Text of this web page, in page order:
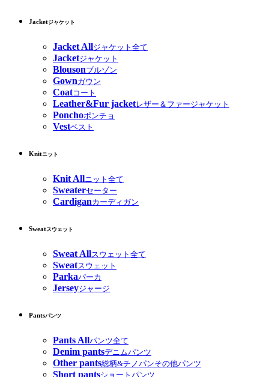
Jacketジャケット
Jacket Allジャケット全て
Jacketジャケット
Blousonブルゾン
Gownガウン
Coatコート
Leather&Fur jacketレザー＆ファージャケット
Ponchoポンチョ
Vestベスト
Knitニット
Knit Allニット全て
Sweaterセーター
Cardiganカーディガン
Sweatスウェット
Sweat Allスウェット全て
Sweatスウェット
Parkaパーカ
Jerseyジャージ
Pantsパンツ
Pants Allパンツ全て
Denim pantsデニムパンツ
Other pants総柄&チノパンその他パンツ
Short pantsショートパンツ